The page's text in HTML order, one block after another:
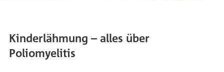
Kinderlähmung – alles über
Poliomyelitis